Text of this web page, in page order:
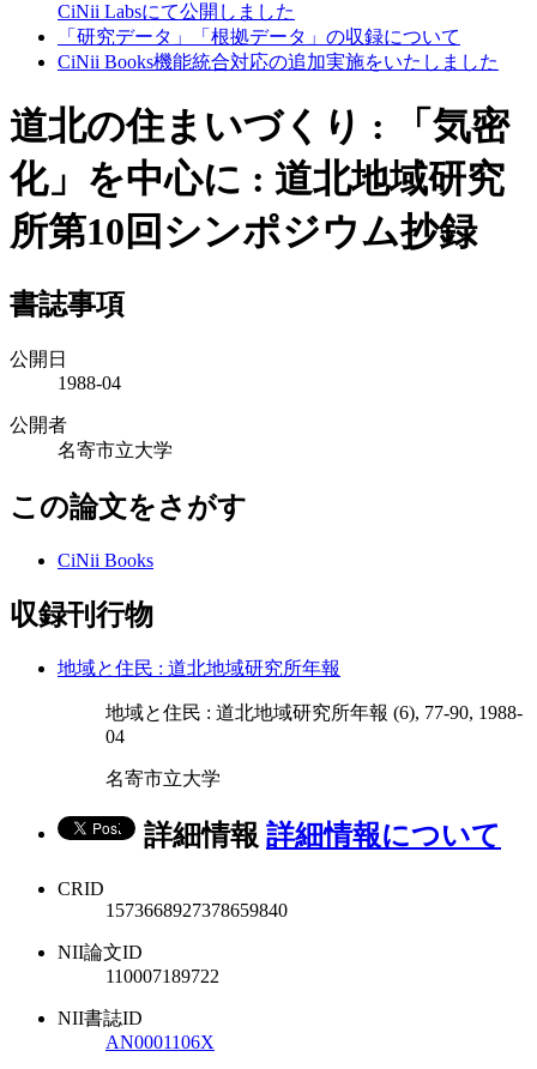
CiNii Labsにて公開しました
「研究データ」「根拠データ」の収録について
CiNii Books機能統合対応の追加実施をいたしました
道北の住まいづくり : 「気密
化」を中心に : 道北地域研究
所第10回シンポジウム抄録
書誌事項
公開日
1988-04
公開者
名寄市立大学
この論文をさがす
CiNii Books
収録刊行物
地域と住民 : 道北地域研究所年報
地域と住民 : 道北地域研究所年報 (6), 77-90, 1988-
04
名寄市立大学
詳細情報 詳細情報について
CRID
1573668927378659840
NII論文ID
110007189722
NII書誌ID
AN0001106X